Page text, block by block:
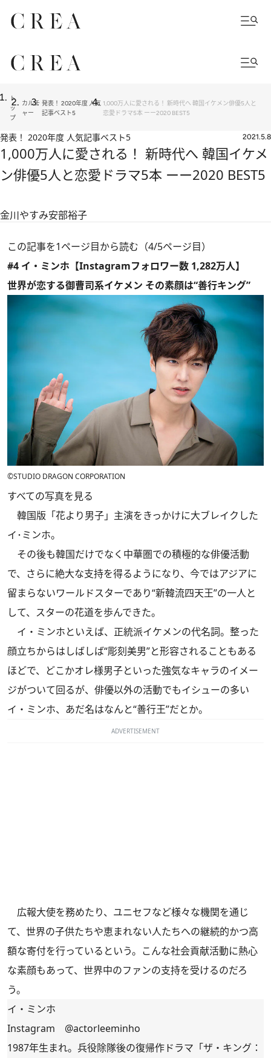
ト
ッ
プ
カルチ
ャー
発表！ 2020年度 人気
記事ベスト5
1,000万人に愛される！ 新時代へ 韓国イケメン俳優5人と
恋愛ドラマ5本 ーー2020 BEST5
発表！ 2020年度 人気記事ベスト5 2021.5.8
1,000万人に愛される！ 新時代へ 韓国イケメ
ン俳優5人と恋愛ドラマ5本 ーー2020 BEST5
金川やすみ安部裕子
この記事を1ページ目から読む（4/5ページ目）
#4 イ・ミンホ【Instagramフォロワー数 1,282万人】
世界が恋する御曹司系イケメン その素顔は“善行キング”
©STUDIO DRAGON CORPORATION
すべての写真を見る
韓国版「花より男子」主演をきっかけに大ブレイクした
イ･ミンホ。
その後も韓国だけでなく中華圏での積極的な俳優活動
で、さらに絶大な支持を得るようになり、今ではアジアに
留まらないワールドスターであり“新韓流四天王”の一人と
して、スターの花道を歩んできた。
イ・ミンホといえば、正統派イケメンの代名詞。整った
顔立ちからはしばしば“彫刻美男”と形容されることもある
ほどで、どこかオレ様男子といった強気なキャラのイメー
ジがついて回るが、俳優以外の活動でもイシューの多い
イ・ミンホ、あだ名はなんと“善行王”だとか。
ADVERTISEMENT
広報大使を務めたり、ユニセフなど様々な機関を通じ
て、世界の子供たちや恵まれない人たちへの継続的かつ高
額な寄付を行っているという。こんな社会貢献活動に熱心
な素顔もあって、世界中のファンの支持を受けるのだろ
う。
イ・ミンホ
Instagram @actorleeminho
1987年生まれ。兵役除隊後の復帰作ドラマ「ザ・キング：